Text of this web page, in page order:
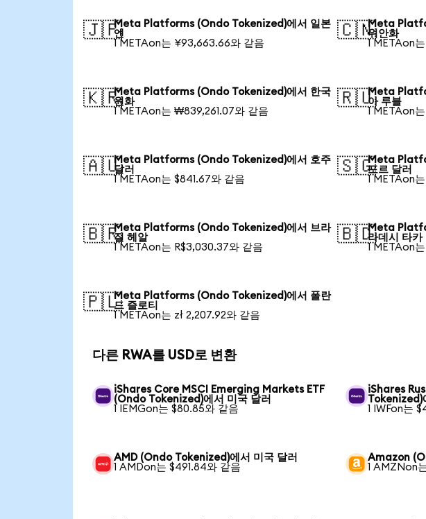
🇯🇵Meta Platforms (Ondo Tokenized)에서 일본
엔
1 METAon는 ¥93,663.66와 같음
🇨🇳Meta
위안화
1 METAon
🇰🇷Meta Platforms (Ondo Tokenized)에서 한국
원화
1 METAon는 ₩839,261.07와 같음
🇷🇺Meta
아 루블
1 METAon
🇦🇺Meta Platforms (Ondo Tokenized)에서 호주
달러
1 METAon는 $841.67와 같음
🇸🇬Meta
포르 달러
1 METAon
🇧🇷Meta Platforms (Ondo Tokenized)에서 브라
질 헤알
1 METAon는 R$3,030.37와 같음
🇧🇩Meta
라데시 타카
1 METAon
🇵🇱Meta Platforms (Ondo Tokenized)에서 폴란
드 즐로티
1 METAon는 zł 2,207.92와 같음
다른 RWA를 USD로 변환
iShares Core MSCI Emerging Markets ETF
(Ondo Tokenized)에서 미국 달러
1 IEMGon는 $80.85와 같음
iShares
Tokenized)
1 IWFon는
AMD (Ondo Tokenized)에서 미국 달러
1 AMDon는 $491.84와 같음
Amazon
1 AMZNon